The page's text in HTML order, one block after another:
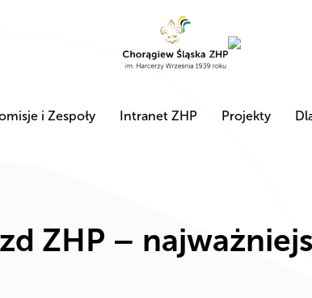
i Zespoły Intranet ZHP Projekty
ZHP –